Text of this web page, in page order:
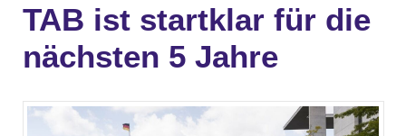
TAB ist startklar für die
nächsten 5 Jahre